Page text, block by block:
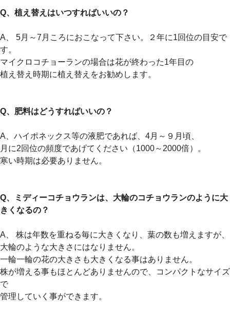
Q、植え替えはいつすればいいの？
A、 5月～7月ころにおこなって下さい。２年に1回位の目安で
す。
マイクロコチョーランの場合は花が終わった1年目の
植え替え時期に植え替えをお勧めします。
Q、肥料はどうすればいいの？
A、ハイポネックス等の液肥であれば、4月～９月頃、
月に2回位の頻度であげてください（1000～2000倍）。
寒い時期は必要ありません。
Q、ミディーコチョウランは、大輪のコチョウランのように大
きくなるの？
A、 株は年数を重ねる毎に大きくなり、葉の数も増えますが、
大輪のような大きさにはなりません。
一輪一輪の花の大きさも大きくなる事はありません。
株が増える事もほとんどありませんので、コンパクトなサイズ
で
管理していく事ができます。